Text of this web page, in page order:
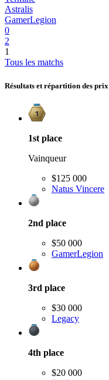
Astralis
GamerLegion
0
2
1
Tous les matchs
Résultats et répartition des prix
1st place
Vainqueur
$125 000
Natus Vincere
2nd place
$50 000
GamerLegion
3rd place
$30 000
Legacy
4th place
$20 000